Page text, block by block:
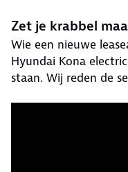
Zet je krabbel
Wie een nieuwe
Hyundai Kona
staan. Wij reden de